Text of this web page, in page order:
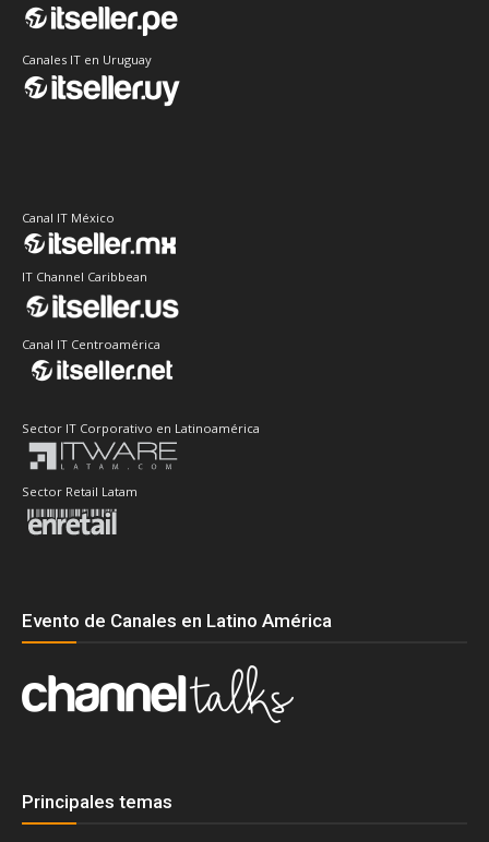
Canales IT en Uruguay
Canal IT México
IT Channel Caribbean
Canal IT Centroamérica
Sector IT Corporativo en Latinoamérica
Sector Retail Latam
Evento de Canales en Latino América
Principales temas